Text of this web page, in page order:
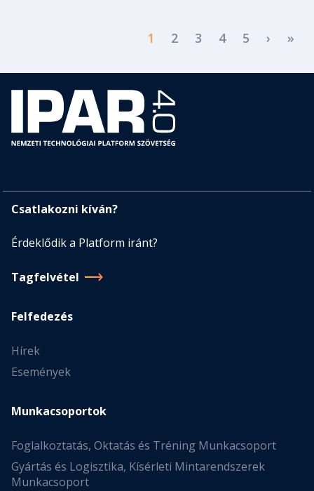
1 2 3 4 5 › Next
»
Csatlakozni kíván?
Érdeklődik a Platform iránt?
Tagfelvétel
Felfedezés
Hírek
Események
Munkacsoportok
Foglalkoztatás, Oktatás és Tréning Munkacsoport
Gyártás és Logisztika, Kísérleti Mintarendszerek
Munkacsoport